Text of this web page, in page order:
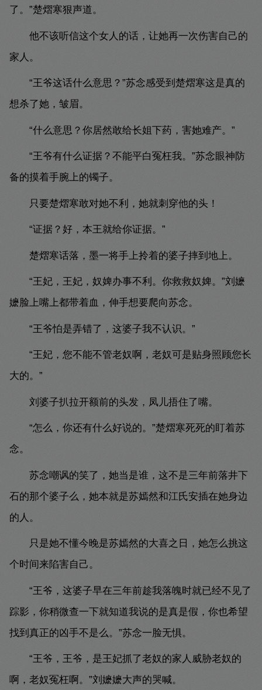
了。”楚熠寒狠声道。
他不该听信这个女人的话，让她再一次伤害自己的
家人。
“王爷这话什么意思？”苏念感受到楚熠寒这是真的
想杀了她，皱眉。
“什么意思？你居然敢给长姐下药，害她难产。”
“王爷有什么证据？不能平白冤枉我。”苏念眼神防
备的摸着手腕上的镯子。
只要楚熠寒敢对她不利，她就刺穿他的头！
“证据？好，本王就给你证据。”
楚熠寒话落，墨一将手上拎着的婆子摔到地上。
“王妃，王妃，奴婢办事不利。你救救奴婢。”刘嬷
嬷脸上嘴上都带着血，伸手想要爬向苏念。
“王爷怕是弄错了，这婆子我不认识。”
“王妃，您不能不管老奴啊，老奴可是贴身照顾您长
大的。”
刘婆子扒拉开额前的头发，凤儿捂住了嘴。
“怎么，你还有什么好说的。”楚熠寒死死的盯着苏
念。
苏念嘲讽的笑了，她当是谁，这不是三年前落井下
石的那个婆子么，她本就是苏嫣然和江氏安插在她身边
的人。
只是她不懂今晚是苏嫣然的大喜之日，她怎么挑这
个时间来陷害自己。
“王爷，这婆子早在三年前趁我落魄时就已经不见了
踪影，你稍微查一下就知道我说的是真是假，你也希望
找到真正的凶手不是么。”苏念一脸无惧。
“王爷，王爷，是王妃抓了老奴的家人威胁老奴的
啊，老奴冤枉啊。”刘嬷嬷大声的哭喊。